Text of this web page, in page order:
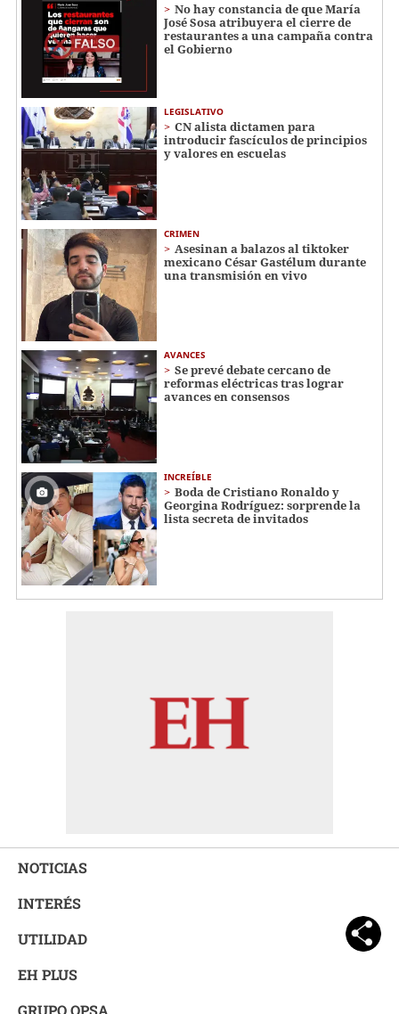
No hay constancia de que María
José Sosa atribuyera el cierre de
restaurantes a una campaña contra
el Gobierno
LEGISLATIVO
CN alista dictamen para
introducir fascículos de principios
y valores en escuelas
CRIMEN
Asesinan a balazos al tiktoker
mexicano César Gastélum durante
una transmisión en vivo
AVANCES
Se prevé debate cercano de
reformas eléctricas tras lograr
avances en consensos
INCREÍBLE
Boda de Cristiano Ronaldo y
Georgina Rodríguez: sorprende la
lista secreta de invitados
NOTICIAS
INTERÉS
UTILIDAD
EH PLUS
GRUPO OPSA